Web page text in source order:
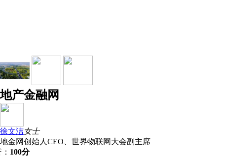
地产金融网
徐文洁女士
地金网创始人CEO、世界物联网大会副主席
100分